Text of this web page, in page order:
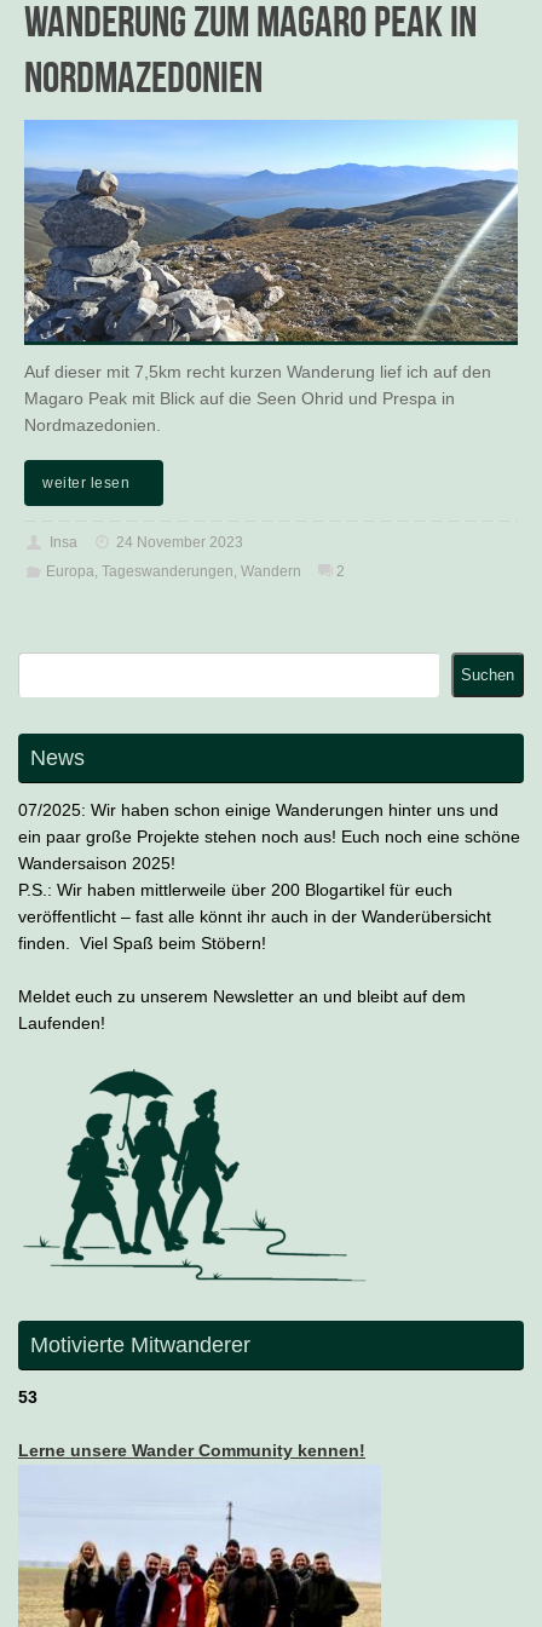
Wanderung zum Magaro Peak in
Nordmazedonien
Auf dieser mit 7,5km recht kurzen Wanderung lief ich auf den
Magaro Peak mit Blick auf die Seen Ohrid und Prespa in
Nordmazedonien.
weiter lesen
Insa
24 November 2023
Europa Tageswanderungen Wandern 2
Suchen
News
07/2025: Wir haben schon einige Wanderungen hinter uns und
ein paar große Projekte stehen noch aus! Euch noch eine schöne
Wandersaison 2025!
P.S.: Wir haben mittlerweile über 200 Blogartikel für euch
veröffentlicht – fast alle könnt ihr auch in der Wanderübersicht
finden. Viel Spaß beim Stöbern!
Meldet euch zu unserem Newsletter an und bleibt auf dem
Laufenden!
Motivierte Mitwanderer
53
Lerne unsere Wander Community kennen!